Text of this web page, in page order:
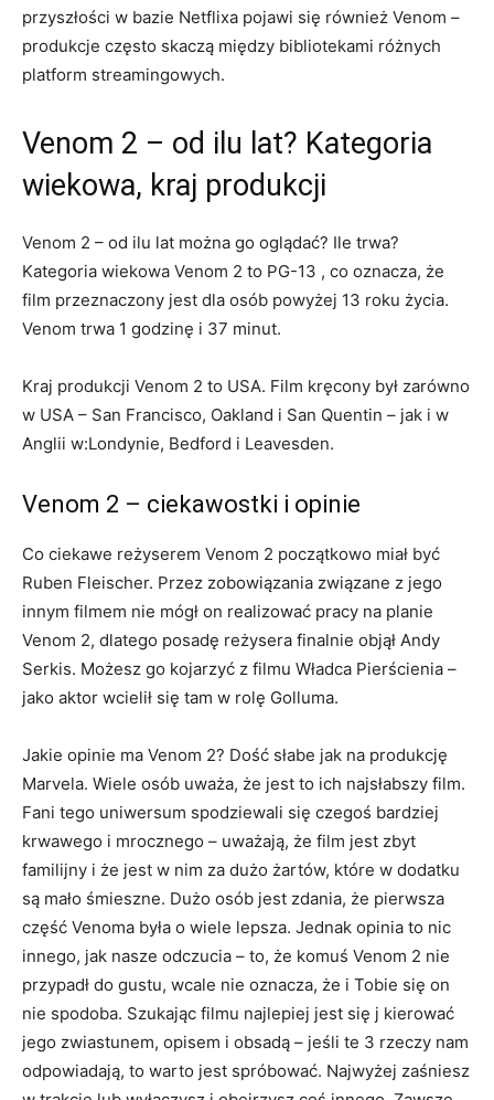
przyszłości w bazie Netflixa pojawi się również Venom –
produkcje często skaczą między bibliotekami różnych
platform streamingowych.
Venom 2 – od ilu lat? Kategoria
wiekowa, kraj produkcji
Venom 2 – od ilu lat można go oglądać? Ile trwa?
Kategoria wiekowa Venom 2 to PG-13 , co oznacza, że
film przeznaczony jest dla osób powyżej 13 roku życia.
Venom trwa 1 godzinę i 37 minut.
Kraj produkcji Venom 2 to USA. Film kręcony był zarówno
w USA – San Francisco, Oakland i San Quentin – jak i w
Anglii w:Londynie, Bedford i Leavesden.
Venom 2 – ciekawostki i opinie
Co ciekawe reżyserem Venom 2 początkowo miał być
Ruben Fleischer. Przez zobowiązania związane z jego
innym filmem nie mógł on realizować pracy na planie
Venom 2, dlatego posadę reżysera finalnie objął Andy
Serkis. Możesz go kojarzyć z filmu Władca Pierścienia –
jako aktor wcielił się tam w rolę Golluma.
Jakie opinie ma Venom 2? Dość słabe jak na produkcję
Marvela. Wiele osób uważa, że jest to ich najsłabszy film.
Fani tego uniwersum spodziewali się czegoś bardziej
krwawego i mrocznego – uważają, że film jest zbyt
familijny i że jest w nim za dużo żartów, które w dodatku
są mało śmieszne. Dużo osób jest zdania, że pierwsza
część Venoma była o wiele lepsza. Jednak opinia to nic
innego, jak nasze odczucia – to, że komuś Venom 2 nie
przypadł do gustu, wcale nie oznacza, że i Tobie się on
nie spodoba. Szukając filmu najlepiej jest się j kierować
jego zwiastunem, opisem i obsadą – jeśli te 3 rzeczy nam
odpowiadają, to warto jest spróbować. Najwyżej zaśniesz